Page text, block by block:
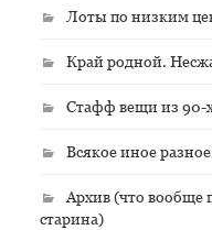
Лоты по низким
Край родной.
Стафф вещи из 90-
Всякое иное
Архив (что вообще
старина)